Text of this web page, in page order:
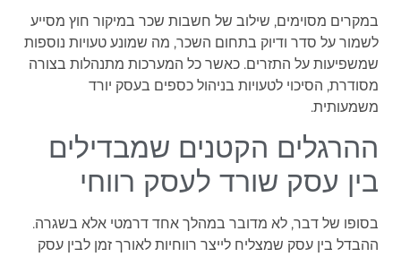
במקרים מסוימים, שילוב של חשבות שכר במיקור חוץ מסייע
לשמור על סדר ודיוק בתחום השכר, מה שמונע טעויות נוספות
שמשפיעות על התזרים. כאשר כל המערכות מתנהלות בצורה
מסודרת, הסיכוי לטעויות בניהול כספים בעסק יורד
משמעותית.
ההרגלים הקטנים שמבדילים
בין עסק שורד לעסק רווחי
בסופו של דבר, לא מדובר במהלך אחד דרמטי אלא בשגרה.
ההבדל בין עסק שמצליח לייצר רווחיות לאורך זמן לבין עסק